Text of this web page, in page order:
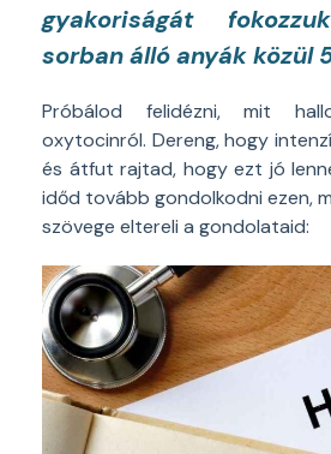
gyakoriságát
sorban álló anyák közül
Próbálod felidézni, mit
oxytocinról. Dereng, hogy
és átfut rajtad, hogy ezt jó
időd tovább gondolkodni ezen,
szövege eltereli a gondolataid: